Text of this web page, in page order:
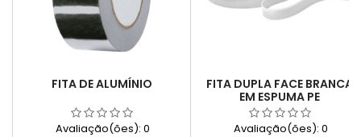
FITA DE ALUMÍNIO
Avaliação(ões): 0
FITA DUPLA FACE BRANCA
EM ESPUMA PE
Avaliação(ões): 0